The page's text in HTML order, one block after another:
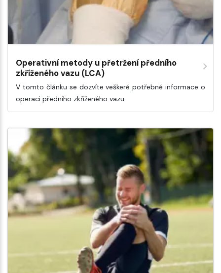
Operativní metody u přetržení předního
zkříženého vazu (LCA)
V tomto článku se dozvíte veškeré potřebné informace o
operaci předního zkříženého vazu.